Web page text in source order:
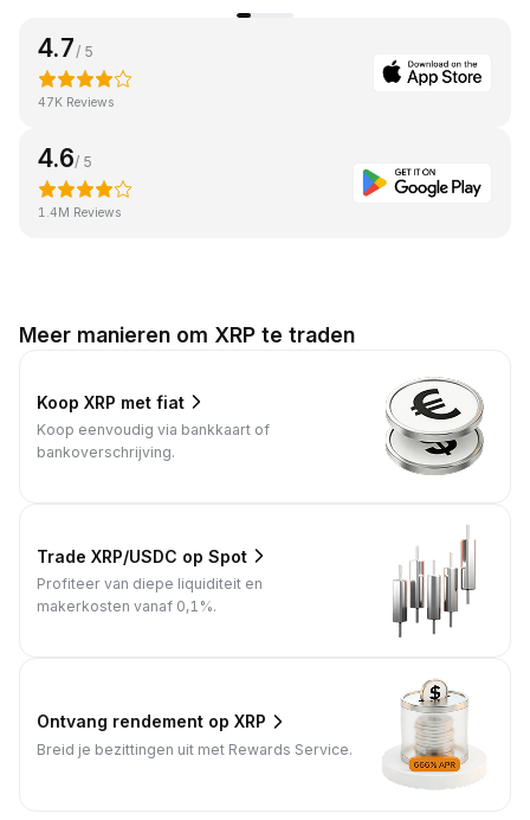
4.7/ 5
47K Reviews
4.6/ 5
1.4M Reviews
Meer manieren om XRP te traden
Koop XRP met fiat
Koop eenvoudig via bankkaart of
bankoverschrijving.
Trade XRP/USDC op Spot
Profiteer van diepe liquiditeit en
makerkosten vanaf 0,1%.
Ontvang rendement op XRP
Breid je bezittingen uit met Rewards Service.